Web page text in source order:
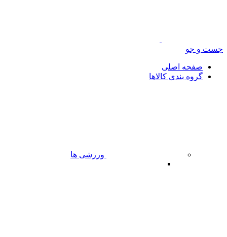
جست و جو
صفحه اصلی
گروه بندی کالاها
ورزشی ها